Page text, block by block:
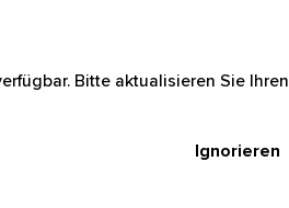
Bitte aktualisieren Sie Ihren
Ignorieren